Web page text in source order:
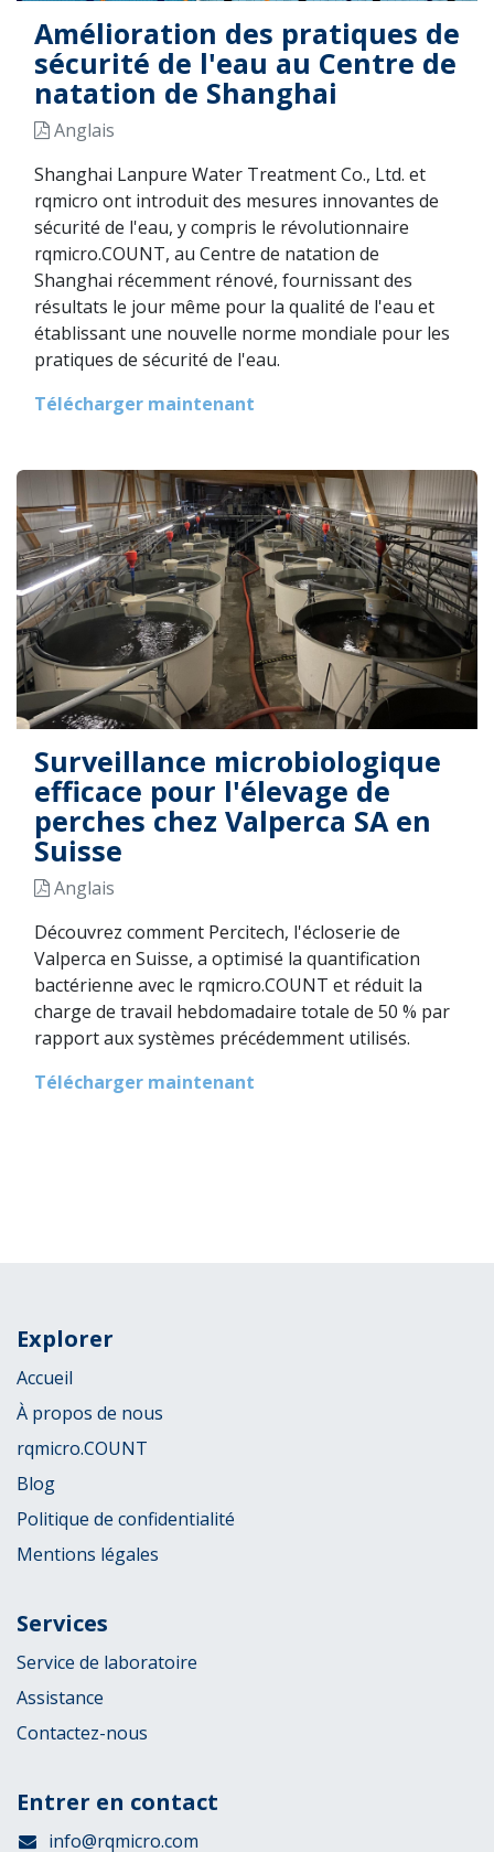
Amélioration des pratiques de
sécurité de l'eau au Centre de
natation de Shanghai
Anglais
Shanghai Lanpure Water Treatment Co., Ltd. et
rqmicro ont introduit des mesures innovantes de
sécurité de l'eau, y compris le révolutionnaire
rqmicro.COUNT, au Centre de natation de
Shanghai récemment rénové, fournissant des
résultats le jour même pour la qualité de l'eau et
établissant une nouvelle norme mondiale pour les
pratiques de sécurité de l'eau.
Télécharger maintenant
Surveillance microbiologique
efficace pour l'élevage de
perches chez Valperca SA en
Suisse
Anglais
Découvrez comment Percitech, l'écloserie de
Valperca en Suisse, a optimisé la quantification
bactérienne avec le rqmicro.COUNT et réduit la
charge de travail hebdomadaire totale de 50 % par
rapport aux systèmes précédemment utilisés.
Télécharger maintenant
Explorer
Accueil
À propos de nous
rqmicro.COUNT
Blog
Politique de confidentialité
Mentions légales
Services
Service de laboratoire
Assistance
Contactez-nous
Entrer en contact
info@rqmicro.com